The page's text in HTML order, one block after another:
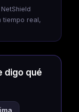
tiempo real,
digo qué